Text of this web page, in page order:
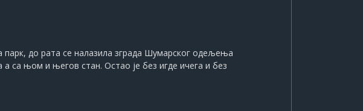
парк, до рата се налазила зграда Шумарског одељења
са њом и његов стан. Остао је без игде ичега и без